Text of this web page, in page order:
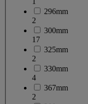
296mm
2
300mm
17
325mm
2
330mm
4
367mm
2